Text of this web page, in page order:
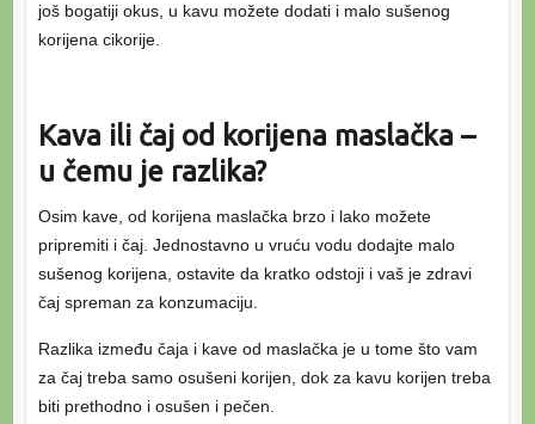
još bogatiji okus, u kavu možete dodati i malo sušenog
korijena cikorije.
Kava ili čaj od korijena maslačka –
u čemu je razlika?
Osim kave, od korijena maslačka brzo i lako možete
pripremiti i čaj. Jednostavno u vruću vodu dodajte malo
sušenog korijena, ostavite da kratko odstoji i vaš je zdravi
čaj spreman za konzumaciju.
Razlika između čaja i kave od maslačka je u tome što vam
za čaj treba samo osušeni korijen, dok za kavu korijen treba
biti prethodno i osušen i pečen.